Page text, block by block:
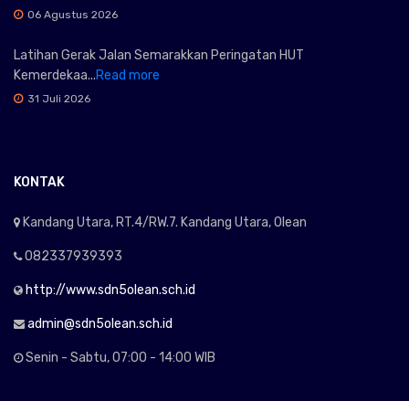
06 Agustus 2026
Latihan Gerak Jalan Semarakkan Peringatan HUT
Kemerdekaa...Read more
31 Juli 2026
KONTAK
Kandang Utara, RT.4/RW.7. Kandang Utara, Olean
082337939393
http://www.sdn5olean.sch.id
admin@sdn5olean.sch.id
Senin - Sabtu, 07:00 - 14:00 WIB